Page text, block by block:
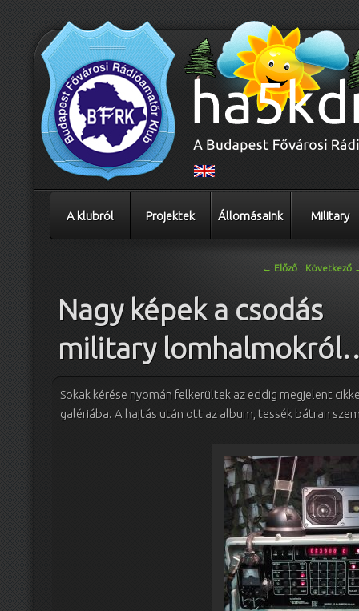
A klubról Projektek Állomásaink Military
← Előző Következő
Nagy képek a csodás
military
Sokak kérése nyomán felkerültek az eddig megjelent
galériába. A hajtás után ott az album, tessék bátran